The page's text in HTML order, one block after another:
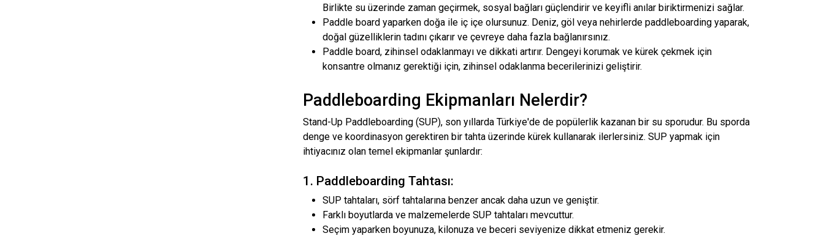
Birlikte su üzerinde zaman geçirmek, sosyal bağları güçlendirir ve keyifli anılar biriktirmenizi sağlar.
Paddle board yaparken doğa ile iç içe olursunuz. Deniz, göl veya nehirlerde paddleboarding yaparak,
doğal güzelliklerin tadını çıkarır ve çevreye daha fazla bağlanırsınız.
Paddle board, zihinsel odaklanmayı ve dikkati artırır. Dengeyi korumak ve kürek çekmek için
konsantre olmanız gerektiği için, zihinsel odaklanma becerilerinizi geliştirir.
Paddleboarding Ekipmanları Nelerdir?
Stand-Up Paddleboarding (SUP), son yıllarda Türkiye'de de popülerlik kazanan bir su sporudur. Bu sporda
denge ve koordinasyon gerektiren bir tahta üzerinde kürek kullanarak ilerlersiniz. SUP yapmak için
ihtiyacınız olan temel ekipmanlar şunlardır:
1. Paddleboarding Tahtası:
SUP tahtaları, sörf tahtalarına benzer ancak daha uzun ve geniştir.
Farklı boyutlarda ve malzemelerde SUP tahtaları mevcuttur.
Seçim yaparken boyunuza, kilonuza ve beceri seviyenize dikkat etmeniz gerekir.